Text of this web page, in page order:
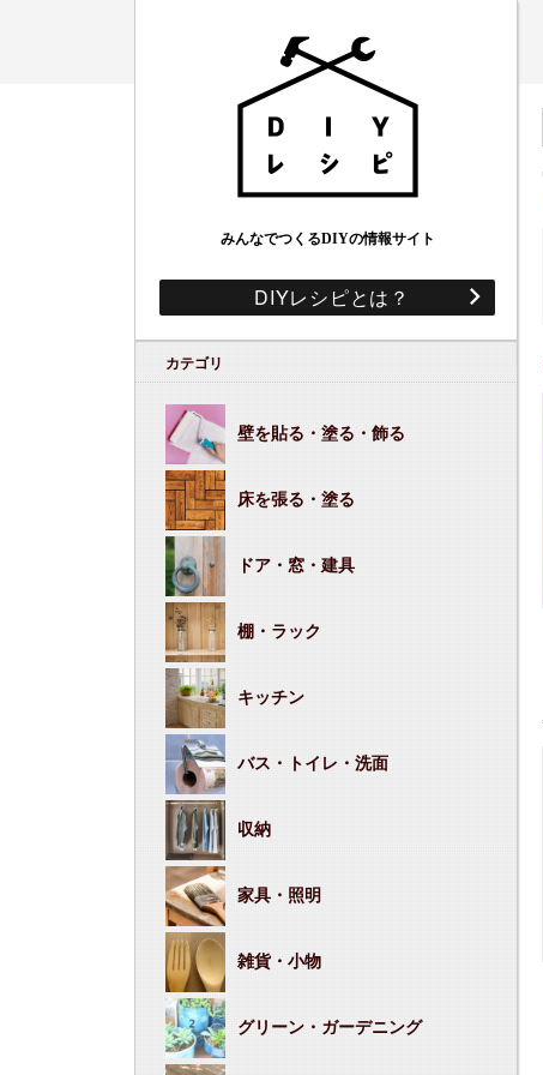
みんなでつくるDIYの情報サイト
DIYレシピとは？
カテゴリ
壁を貼る・塗る・飾る
床を張る・塗る
ドア・窓・建具
棚・ラック
キッチン
バス・トイレ・洗面
収納
家具・照明
雑貨・小物
グリーン・ガーデニング